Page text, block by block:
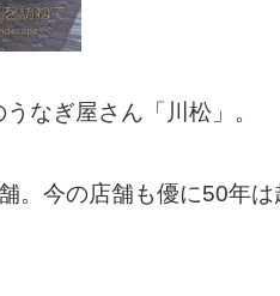
なぎ屋さん「川松」。
。今の店舗も優に50年は